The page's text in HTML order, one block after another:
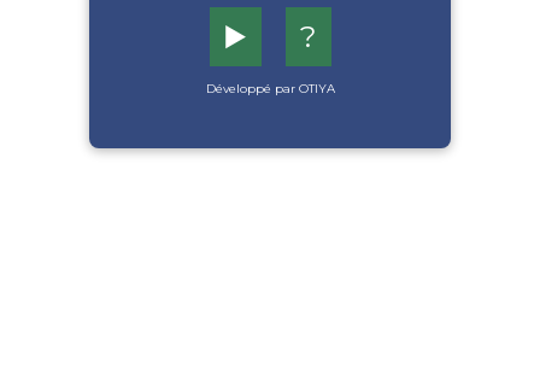
▶️ ?
Développé par OTIYA